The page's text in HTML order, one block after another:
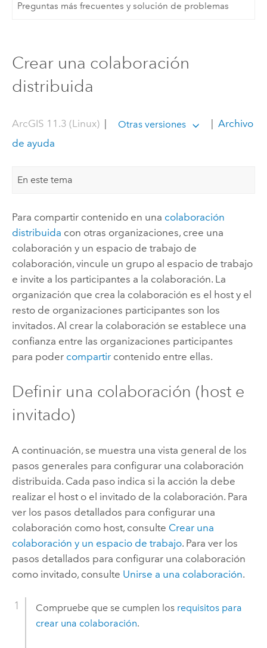
Preguntas más frecuentes y solución de problemas
Crear una colaboración
distribuida
ArcGIS 11.3 (Linux)| Otras versiones
Archivo
de ayuda
En este tema
Para compartir contenido en una colaboración
distribuida con otras organizaciones, cree una
colaboración y un espacio de trabajo de
colaboración, vincule un grupo al espacio de trabajo
e invite a los participantes a la colaboración. La
organización que crea la colaboración es el host y el
resto de organizaciones participantes son los
invitados. Al crear la colaboración se establece una
confianza entre las organizaciones participantes
para poder compartircontenido entre ellas.
Definir una colaboración (host e
invitado)
A continuación, se muestra una vista general de los
pasos generales para configurar una colaboración
distribuida. Cada paso indica si la acción la debe
realizar el host o el invitado de la colaboración. Para
ver los pasos detallados para configurar una
colaboración como host, consulte Crear una
colaboración y un espacio de trabajo. Para ver los
pasos detallados para configurar una colaboración
como invitado, consulte Unirse a una colaboración.
Compruebe que se cumplen los requisitos para
crear una colaboración.